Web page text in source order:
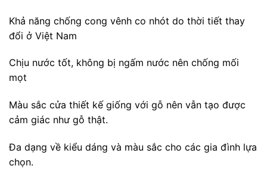
Khả năng chống cong vênh co nhót do thời tiết thay
đổi ở Việt Nam
Chịu nước tốt, không bị ngấm nước nên chống mối
mọt
Màu sắc cửa thiết kế giống với gỗ nên vẫn tạo được
cảm giác như gỗ thật.
Đa dạng về kiểu dáng và màu sắc cho các gia đình lựa
chọn.